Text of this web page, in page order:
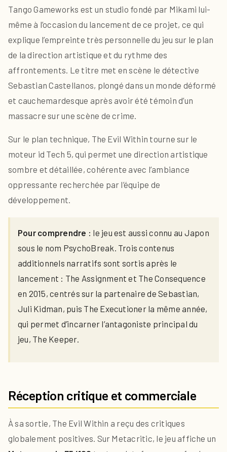
Tango Gameworks est un studio fondé par Mikami lui-
même à l’occasion du lancement de ce projet, ce qui
explique l’empreinte très personnelle du jeu sur le plan
de la direction artistique et du rythme des
affrontements. Le titre met en scène le détective
Sebastian Castellanos, plongé dans un monde déformé
et cauchemardesque après avoir été témoin d’un
massacre sur une scène de crime.
Sur le plan technique, The Evil Within tourne sur le
moteur id Tech 5, qui permet une direction artistique
sombre et détaillée, cohérente avec l’ambiance
oppressante recherchée par l’équipe de
développement.
Pour comprendre : le jeu est aussi connu au Japon
sous le nom PsychoBreak. Trois contenus
additionnels narratifs sont sortis après le
lancement : The Assignment et The Consequence
en 2015, centrés sur la partenaire de Sebastian,
Juli Kidman, puis The Executioner la même année,
qui permet d’incarner l’antagoniste principal du
jeu, The Keeper.
Réception critique et commerciale
À sa sortie, The Evil Within a reçu des critiques
globalement positives. Sur Metacritic, le jeu affiche un